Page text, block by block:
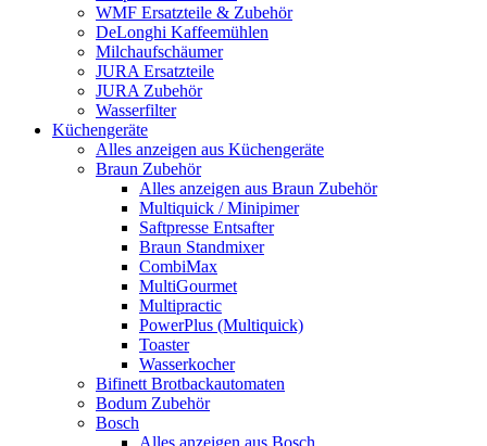
WMF Ersatzteile & Zubehör
DeLonghi Kaffeemühlen
Milchaufschäumer
JURA Ersatzteile
JURA Zubehör
Wasserfilter
Küchengeräte
Alles anzeigen aus Küchengeräte
Braun Zubehör
Alles anzeigen aus Braun Zubehör
Multiquick / Minipimer
Saftpresse Entsafter
Braun Standmixer
CombiMax
MultiGourmet
Multipractic
PowerPlus (Multiquick)
Toaster
Wasserkocher
Bifinett Brotbackautomaten
Bodum Zubehör
Bosch
Alles anzeigen aus Bosch